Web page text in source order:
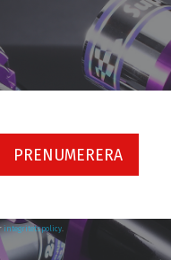
PRENUMERERA
integritetspolicy